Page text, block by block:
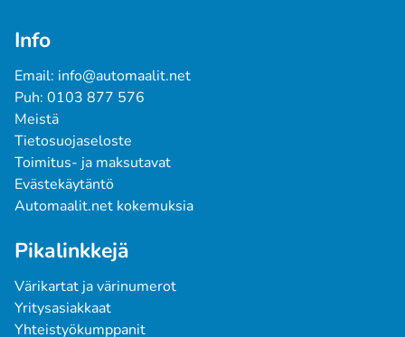
Info
Email: info@automaalit.net
Puh: 0103 877 576
Meistä
Tietosuojaseloste
Toimitus- ja maksutavat
Evästekäytäntö
Automaalit.net kokemuksia
Pikalinkkejä
Värikartat ja värinumerot
Yritysasiakkaat
Yhteistyökumppanit